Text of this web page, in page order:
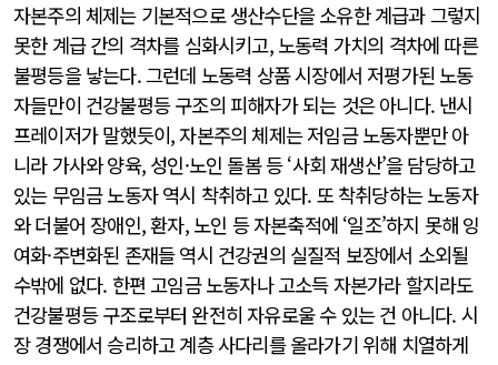
자본주의 체제는 기본적으로 생산수단을 소유한 계급과 그렇지
못한 계급 간의 격차를 심화시키고, 노동력 가치의 격차에 따른
불평등을 낳는다. 그런데 노동력 상품 시장에서 저평가된 노동
자들만이 건강불평등 구조의 피해자가 되는 것은 아니다. 낸시
프레이저가 말했듯이, 자본주의 체제는 저임금 노동자뿐만 아
니라 가사와 양육, 성인·노인 돌봄 등 ‘사회 재생산’을 담당하고
있는 무임금 노동자 역시 착취하고 있다. 또 착취당하는 노동자
와 더불어 장애인, 환자, 노인 등 자본축적에 ‘일조’하지 못해 잉
여화·주변화된 존재들 역시 건강권의 실질적 보장에서 소외될
수밖에 없다. 한편 고임금 노동자나 고소득 자본가라 할지라도
건강불평등 구조로부터 완전히 자유로울 수 있는 건 아니다. 시
장 경쟁에서 승리하고 계층 사다리를 올라가기 위해 치열하게